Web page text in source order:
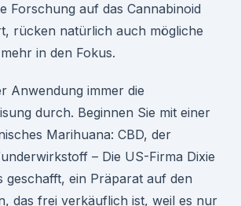
Forschung auf das Cannabinoid
rücken natürlich auch mögliche
in den Fokus.
Anwendung immer die
durch. Beginnen Sie mit einer
Marihuana: CBD, der
– Die US-Firma Dixie
geschafft, ein Präparat auf den
das frei verkäuflich ist, weil es nur